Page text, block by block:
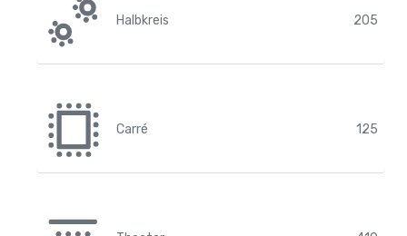
Halbkreis 205
Carré 125